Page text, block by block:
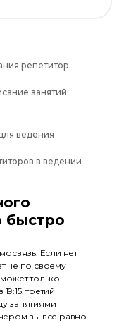
репетитор
занятий
ведения
в ведении
быстро
Если нет
не по своему
только
третий
занятиями
вы все равно